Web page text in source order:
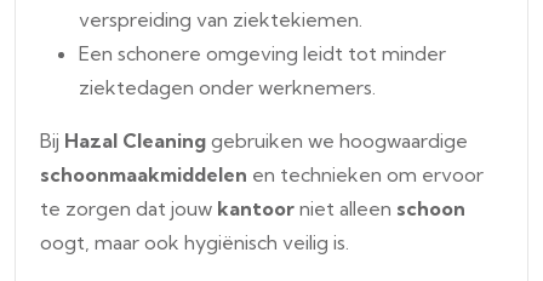
verspreiding van ziektekiemen.
Een schonere omgeving leidt tot minder
ziektedagen onder werknemers.
Bij Hazal Cleaning gebruiken we hoogwaardige
schoonmaakmiddelen en technieken om ervoor
te zorgen dat jouw kantoor niet alleen schoon
oogt, maar ook hygiënisch veilig is.